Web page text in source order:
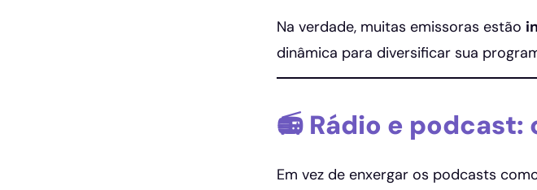
Na verdade, muitas emissoras estão
dinâmica para diversificar sua
📻 Rádio e
Em vez de enxergar os podcasts